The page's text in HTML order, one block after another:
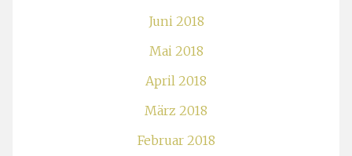
Juni 2018
Mai 2018
April 2018
März 2018
Februar 2018